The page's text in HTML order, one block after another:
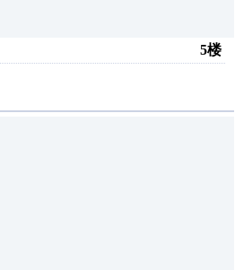
5楼